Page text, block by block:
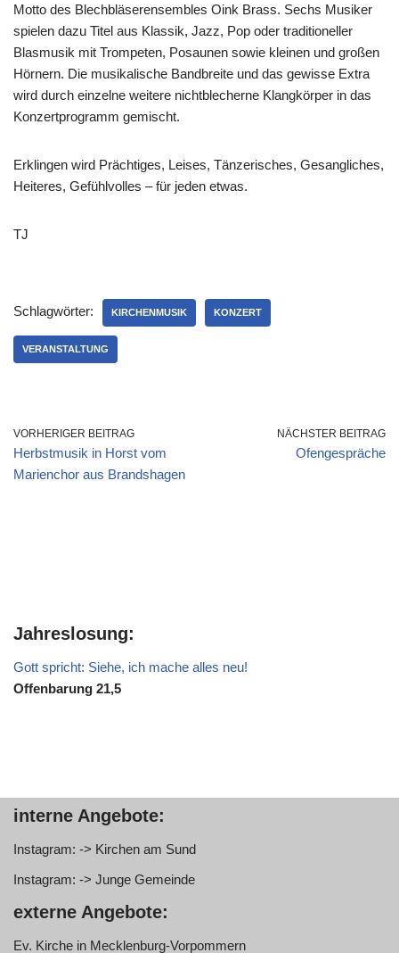
Motto des Blechbläserensembles Oink Brass. Sechs Musiker
spielen dazu Titel aus Klassik, Jazz, Pop oder traditioneller
Blasmusik mit Trompeten, Posaunen sowie kleinen und großen
Hörnern. Die musikalische Bandbreite und das gewisse Extra
wird durch einzelne weitere nichtblecherne Klangkörper in das
Konzertprogramm gemischt.
Erklingen wird Prächtiges, Leises, Tänzerisches, Gesangliches,
Heiteres, Gefühlvolles – für jeden etwas.
TJ
Schlagwörter: KIRCHENMUSIK KONZERT
VERANSTALTUNG
VORHERIGER BEITRAG
Herbstmusik in Horst vom
Marienchor aus Brandshagen
NÄCHSTER BEITRAG
Ofengespräche
Jahreslosung:
Gott spricht: Siehe, ich mache alles neu!
Offenbarung 21,5
interne Angebote:
Instagram: -> Kirchen am Sund
Instagram: -> Junge Gemeinde
externe Angebote:
Ev. Kirche in Mecklenburg-Vorpommern